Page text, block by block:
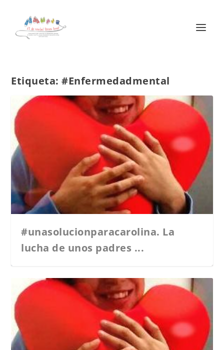
Etiqueta:#Enfermedadmental
#unasolucionparacarolina. La
lucha de unos padres ...